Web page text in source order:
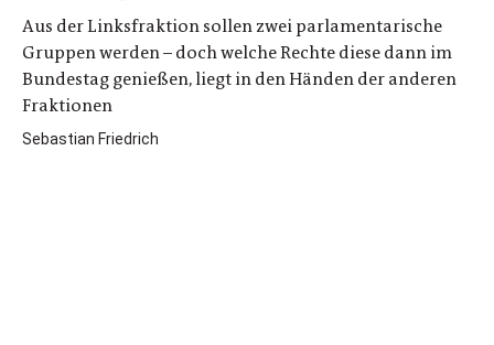
Aus der Linksfraktion sollen zwei parlamentarische
Gruppen werden – doch welche Rechte diese dann im
Bundestag genießen, liegt in den Händen der anderen
Fraktionen
Sebastian Friedrich